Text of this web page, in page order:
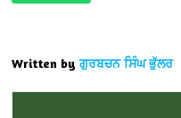
Written by ਗੁਰਬਚਨ ਸਿੰਘ ਭੁੱਲਰ